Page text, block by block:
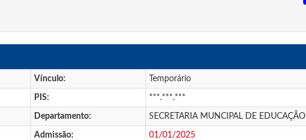
Vínculo: Temporário
PIS: ***.***.***
Departamento: SECRETARIA MUNCIPAL DE EDUCAÇÃO
Admissão: 01/01/2025